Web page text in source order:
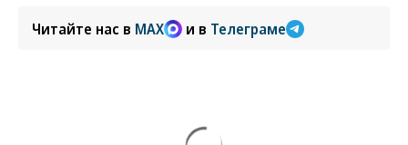
Читайте нас в MAX и в Телеграме